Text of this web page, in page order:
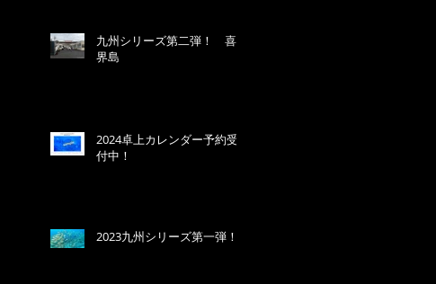
九州シリーズ第二弾！ 喜
界島
2024卓上カレンダー予約受
付中！
2023九州シリーズ第一弾！